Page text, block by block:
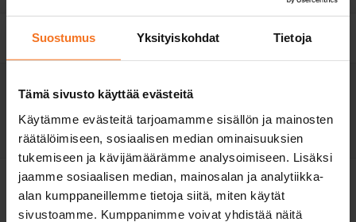
Suostumus Yksityiskohdat Tietoja
Tämä sivusto käyttää evästeitä
Käytämme evästeitä tarjoamamme sisällön ja mainosten
räätälöimiseen, sosiaalisen median ominaisuuksien
tukemiseen ja kävijämäärämme analysoimiseen. Lisäksi
jaamme sosiaalisen median, mainosalan ja analytiikka-
alan kumppaneillemme tietoja siitä, miten käytät
sivustoamme. Kumppanimme voivat yhdistää näitä
teoriprov
utvald plats
finska, engelska och
svenska.
Pris på utvald plats
myndighetsavgifter
949 € 1299 €